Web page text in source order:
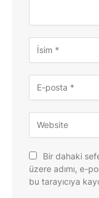
Bir dahaki
üzere adımı, e-
bu tarayıcıya